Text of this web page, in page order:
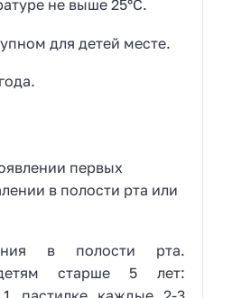
не выше 25°С.
для детей месте.
первых
в полости рта или
в полости рта.
старше 5 лет: